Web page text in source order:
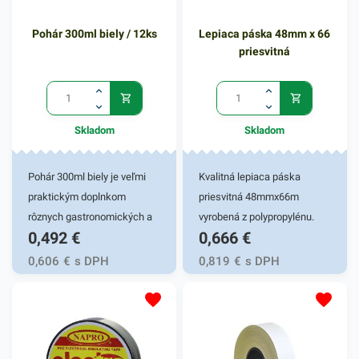
Pohár 300ml biely / 12ks
Skladom
Pohár 300ml biely je veľmi
praktickým doplnkom
rôznych gastronomických a
iných potravinových
prevádzok. Vhodný pre fresh
obchody či fast foody. Pohár
rôznych druhov
alkoholických i
0,492 €
0,606 € s DPH
Lepiaca páska 48mm x 66
priesvitná
Skladom
Kvalitná lepiaca páska
priesvitná 48mmx66m
vyrobená z polypropylénu.
Vyznačuje sa vysokou
lepivosťou a je výborná na
archivovanie a balenie
Cena za 1 ks
0,666 €
0,819 € s DPH